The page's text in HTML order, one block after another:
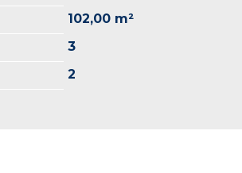
102,00 m²
3
2